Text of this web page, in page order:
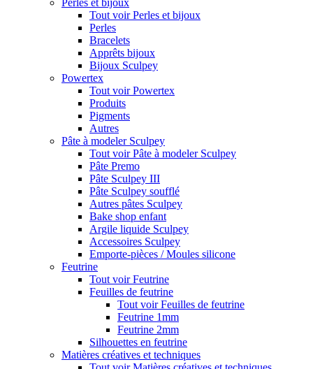
Perles et bijoux
Tout voir Perles et bijoux
Perles
Bracelets
Apprêts bijoux
Bijoux Sculpey
Powertex
Tout voir Powertex
Produits
Pigments
Autres
Pâte à modeler Sculpey
Tout voir Pâte à modeler Sculpey
Pâte Premo
Pâte Sculpey III
Pâte Sculpey soufflé
Autres pâtes Sculpey
Bake shop enfant
Argile liquide Sculpey
Accessoires Sculpey
Emporte-pièces / Moules silicone
Feutrine
Tout voir Feutrine
Feuilles de feutrine
Tout voir Feuilles de feutrine
Feutrine 1mm
Feutrine 2mm
Silhouettes en feutrine
Matières créatives et techniques